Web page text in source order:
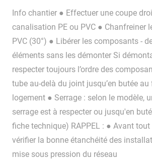
Info chantier ● Effectuer une coupe
canalisation PE ou PVC ● Chanfreiner
PVC (30°) ● Libérer les composants -
éléments sans les démonter Si
respecter toujours l’ordre des
tube au-delà du joint jusqu’en butée
logement ● Serrage : selon le modèle,
serrage est à respecter ou jusqu'en
fiche technique) RAPPEL : ● Avant
vérifier la bonne étanchéité des
mise sous pression du réseau